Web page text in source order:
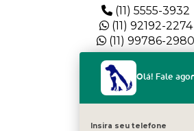
(11) 5555-3932
(11) 92192-2274
(11) 99786-2980
QUEM SOMOS
Olá! Fale
Insira seu telefone